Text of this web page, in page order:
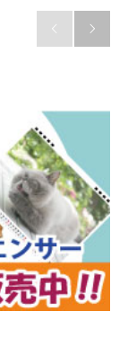
 